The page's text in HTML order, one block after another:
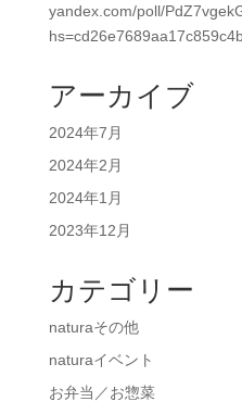
yandex.com/poll/
アーカイブ
2024年7月
2024年2月
2024年1月
2023年12月
カテゴリー
naturaその他
naturaイベント
お弁当／お惣菜